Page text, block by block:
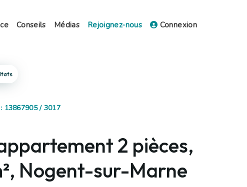
Conseils Médias Rejoignez-nous Connexion
13867905 / 3017
2 pièces,
Nogent-sur-Marne